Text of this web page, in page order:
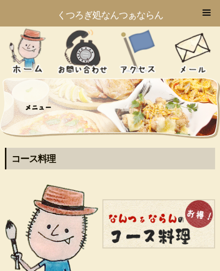
くつろぎ処なんつぁならん
コース料理